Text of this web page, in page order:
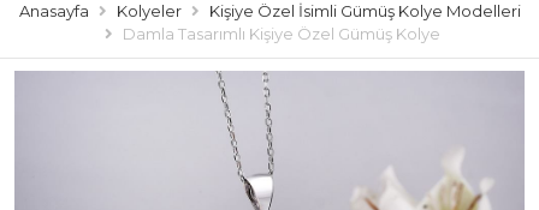
Anasayfa Kolyeler
Kişiye Özel İsimli Gümüş Kolye Modelleri
Damla Tasarımlı Kişiye Özel Gümüş Kolye